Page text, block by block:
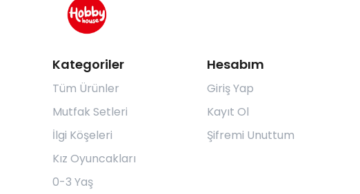
Kategoriler
Tüm Ürünler
Mutfak Setleri
İlgi Köşeleri
Kız Oyuncakları
0-3 Yaş
Hesabım
Giriş Yap
Kayıt Ol
Şifremi Unuttum